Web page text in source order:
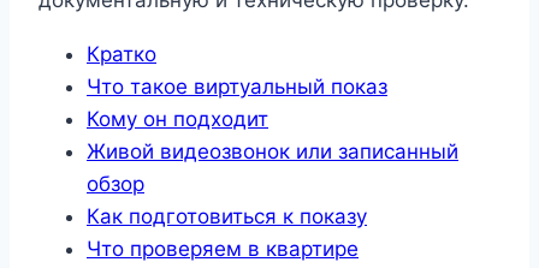
Кратко
Что такое виртуальный показ
Кому он подходит
Живой видеозвонок или записанный
обзор
Как подготовиться к показу
Что проверяем в квартире